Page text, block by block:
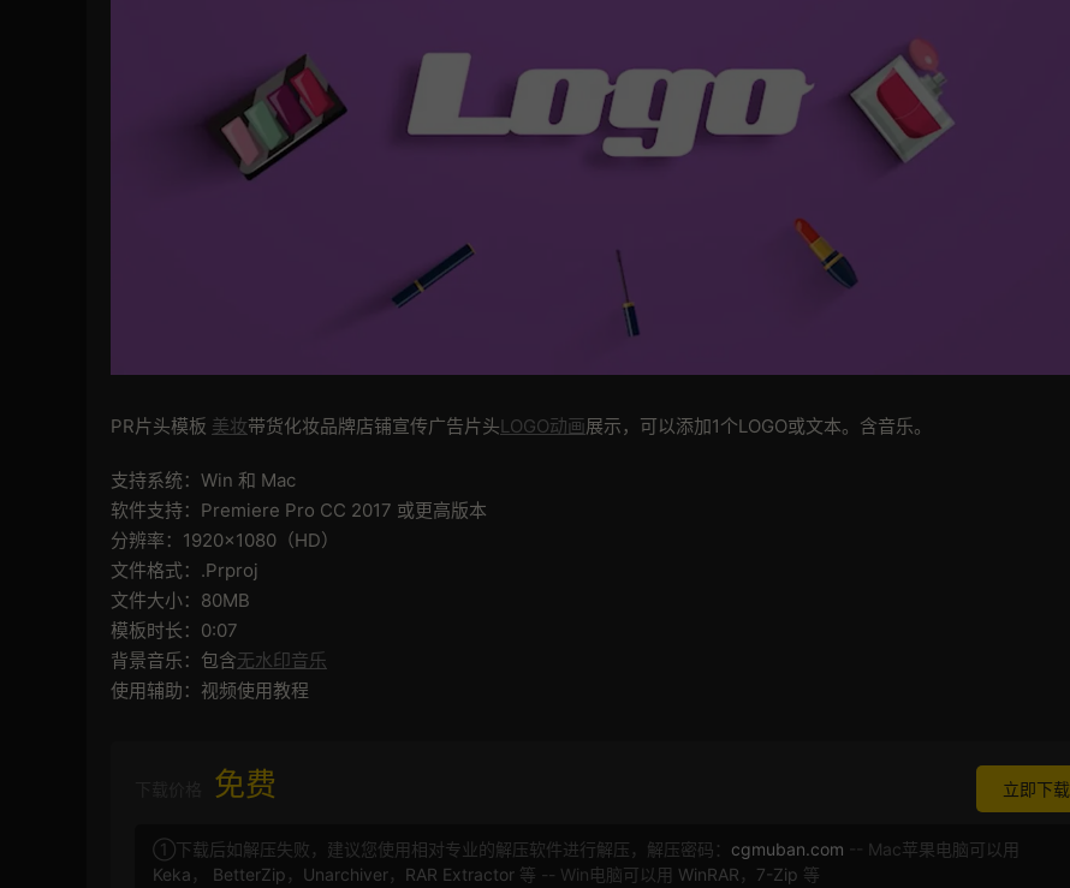
PR片头模板 美妆带货化妆品牌店铺宣传广告片头LOGO动画展示，可以添加1个LOGO或文本。含音乐。
支持系统：Win 和 Mac
软件支持：Premiere Pro CC 2017 或更高版本
分辨率：1920×1080（HD）
文件格式：.Prproj
文件大小：80MB
模板时长：0:07
背景音乐：包含无水印音乐
使用辅助：视频使用教程
免费 立即下载
①下载后如解压失败，建议您使用相对专业的解压软件进行解压，解压密码： cgmuban.com -- Mac苹果电脑可以用
Keka ， BetterZip ， Unarchiver， RAR Extractor 等 -- Win电脑可以用 WinRAR ， 7-Zip 等